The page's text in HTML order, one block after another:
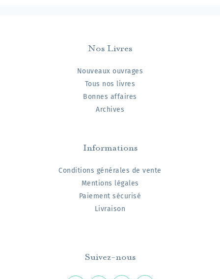
Nos Livres
Nouveaux ouvrages
Tous nos livres
Bonnes affaires
Archives
Informations
Conditions générales de vente
Mentions légales
Paiement sécurisé
Livraison
Suivez-nous